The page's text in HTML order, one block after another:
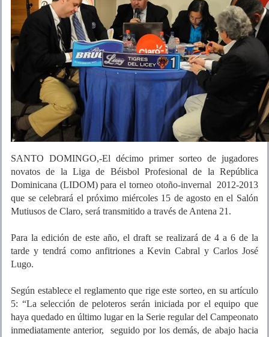
SANTO DOMINGO,-El décimo primer sorteo de jugadores
novatos de la Liga de Béisbol Profesional de la República
Dominicana (LIDOM) para el torneo otoño-invernal 2012-2013
que se celebrará el próximo miércoles 15 de agosto en el Salón
Mutiusos de Claro, será transmitido a través de Antena 21.
Para la edición de este año, el draft se realizará de 4 a 6 de la
tarde y tendrá como anfitriones a Kevin Cabral y Carlos José
Lugo.
Según establece el reglamento que rige este sorteo, en su artículo
5: “La selección de peloteros serán iniciada por el equipo que
haya quedado en último lugar en la Serie regular del Campeonato
inmediatamente anterior, seguido por los demás, de abajo hacia